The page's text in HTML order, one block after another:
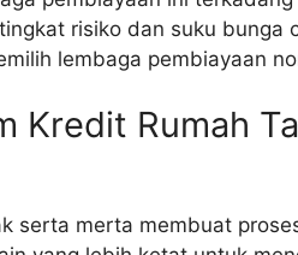
risiko dan suku bunga
lembaga pembiayaan
Kredit Rumah
serta merta membuat